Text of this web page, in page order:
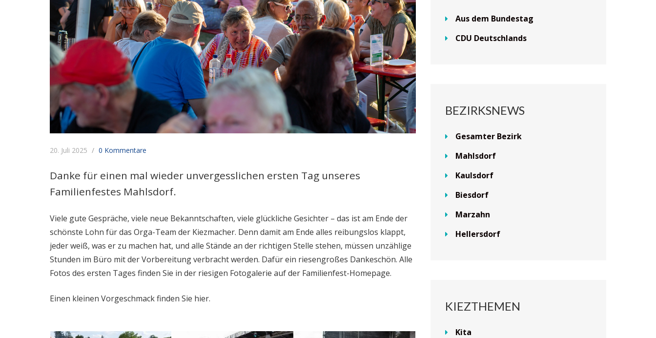
20. Juli 2025 0 Kommentare
Danke für einen mal wieder unvergesslichen ersten Tag unseres
Familienfestes Mahlsdorf.
Viele gute Gespräche, viele neue Bekanntschaften, viele glückliche Gesichter – das ist am Ende der
schönste Lohn für das Orga-Team der Kiezmacher. Denn damit am Ende alles reibungslos klappt,
jeder weiß, was er zu machen hat, und alle Stände an der richtigen Stelle stehen, müssen unzählige
Stunden im Büro mit der Vorbereitung verbracht werden. Dafür ein riesengroßes Dankeschön. Alle
Fotos des ersten Tages finden Sie in der riesigen Fotogalerie auf der Familienfest-Homepage.
Einen kleinen Vorgeschmack finden Sie hier.
Aus dem Bundestag
CDU Deutschlands
BEZIRKSNEWS
Gesamter Bezirk
Mahlsdorf
Kaulsdorf
Biesdorf
Marzahn
Hellersdorf
KIEZTHEMEN
Kita